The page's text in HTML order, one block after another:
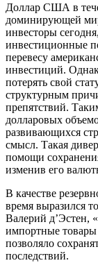
Доллар США в
доминирующей
инвесторы
инвестиционные
перевесу
инвестиций.
потерять свой
структурным
препятствий.
долларовых
развивающихся
смысл. Такая
помощи
изменив его
В качестве
время выразился
Валерий д’Эстен,
импортные товары
позволяло
последствий.